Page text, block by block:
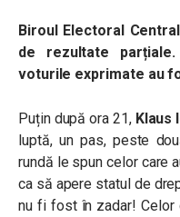
Biroul Electoral
de rezultate
voturile exprimate au
Puțin după ora 21, Klaus
luptă, un pas, peste
rundă le spun celor care
ca să apere statul de
nu fi fost în zadar! Celor